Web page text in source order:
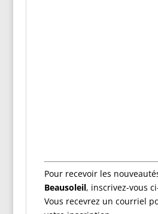
Pour recevoir les
Beausoleil, inscrivez-vous
Vous recevrez un courriel